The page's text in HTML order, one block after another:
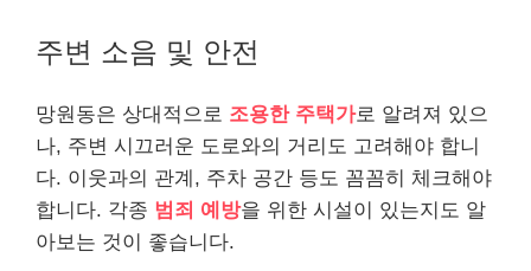
주변 소음 및 안전
망원동은 상대적으로 조용한 주택가로 알려져 있으
나, 주변 시끄러운 도로와의 거리도 고려해야 합니
다. 이웃과의 관계, 주차 공간 등도 꼼꼼히 체크해야
합니다. 각종 범죄 예방을 위한 시설이 있는지도 알
아보는 것이 좋습니다.